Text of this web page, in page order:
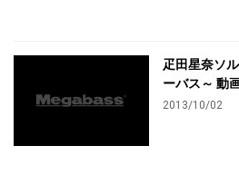
疋田星奈ソ
ーバス～ 動
2013/10/02